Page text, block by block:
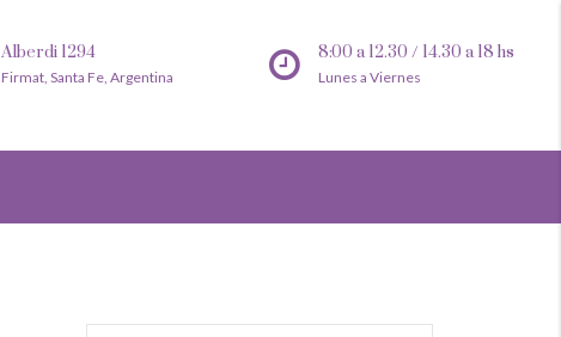
8:00 a 12.30 / 14.30 a 18 hs
Lunes a Viernes
Alberdi 1294
Firmat, Santa Fe, Argentina